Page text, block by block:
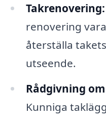
Takrenovering:
renovering
återställa
utseende.
Rådgivning
Kunniga